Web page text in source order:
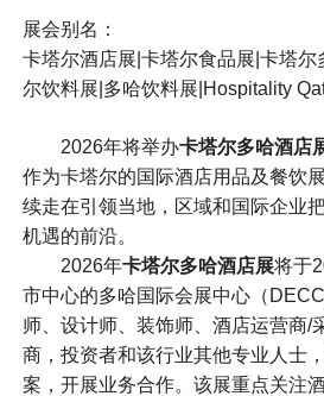
展会别名：
卡塔尔酒店展|卡塔尔食品展|卡塔尔
尔饮料展|多哈饮料展|Hospitality
2026年将举办卡塔尔多哈酒店
作为卡塔尔的国际酒店用品及餐饮
续走在引领当地，区域和国际企业
机遇的前沿。
2026年卡塔尔多哈酒店展将于
市中心的多哈国际会展中心（
师、设计师、装饰师、酒店运营商/
商，投资者和该行业其他专业人士
案，开展业务合作。该展重点关注